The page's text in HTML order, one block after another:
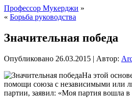
Профессор Мукерджи »
« Борьба руководства
Значительная победа
Опубликовано 26.03.2015 | Автор:
На этой
помощи союза с независимыми или
партии, заявил: «Моя партия вошла